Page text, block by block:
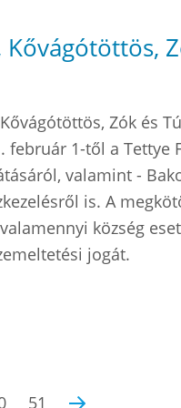
Zók és
1-től a Tettye
valamint -
is. A
község
jogát.
51